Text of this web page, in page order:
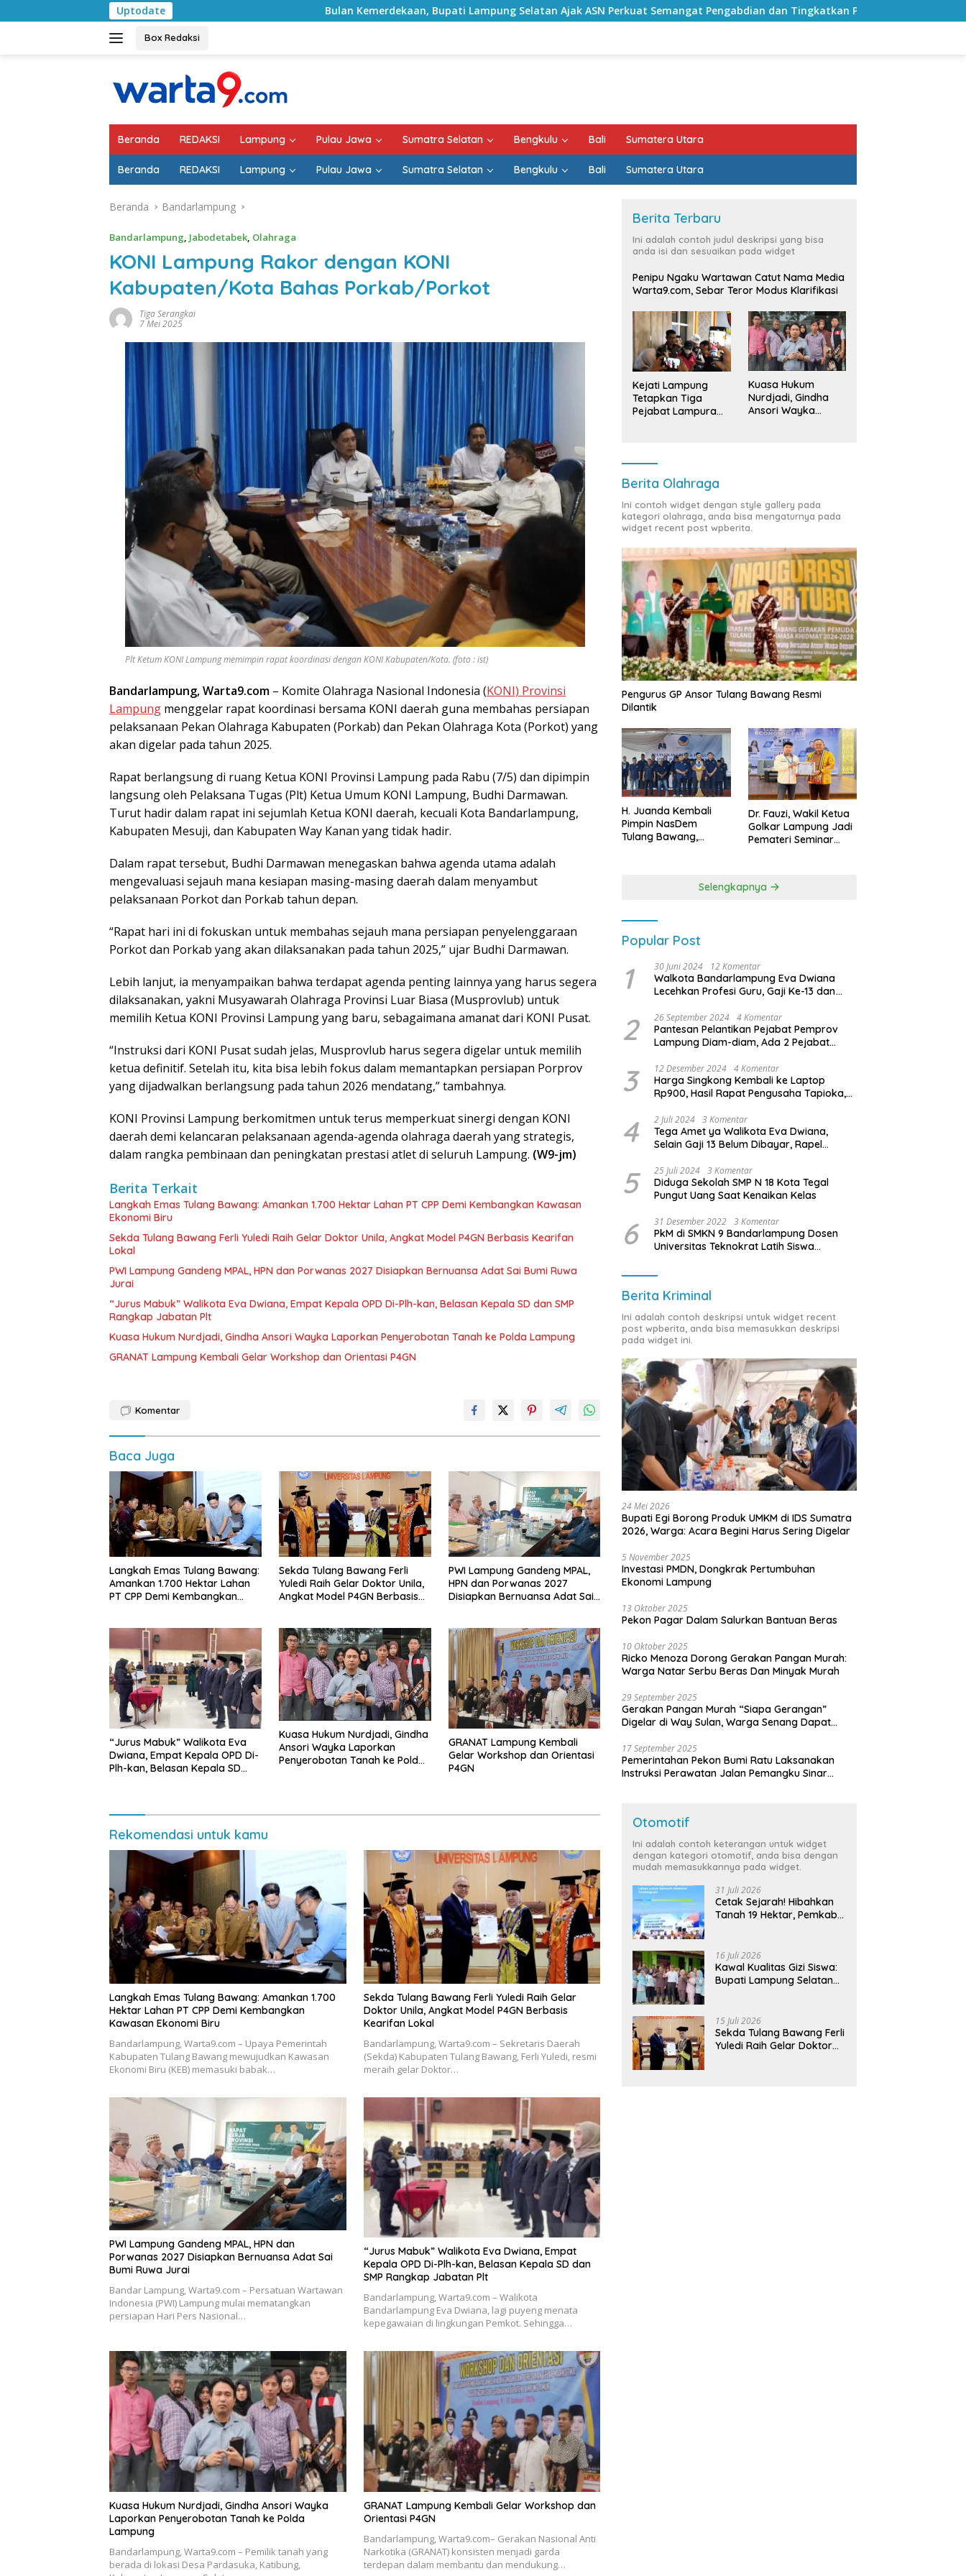
ke
Uptodate Bulan Kemerdekaan, Bupati Lampung Selatan Ajak ASN Perkuat Semangat Pengabdian dan Tingkatkan Pelayanan Publik Sekda Lampung
Box Redaksi
Beranda REDAKSI Lampung Pulau Jawa Sumatra Selatan Bengkulu Bali Sumatera Utara
Beranda REDAKSI Lampung Pulau Jawa Sumatra Selatan Bengkulu Bali Sumatera Utara
Beranda Bandarlampung
Bandarlampung, Jabodetabek, Olahraga
KONI Lampung Rakor dengan KONI
Kabupaten/Kota Bahas Porkab/Porkot
Tiga Serangkai
7 Mei 2025
Plt Ketum KONI Lampung memimpin rapat koordinasi dengan KONI Kabupaten/Kota. (foto : ist)
Bandarlampung, Warta9.com – Komite Olahraga Nasional Indonesia (KONI) Provinsi
Lampung menggelar rapat koordinasi bersama KONI daerah guna membahas persiapan
pelaksanaan Pekan Olahraga Kabupaten (Porkab) dan Pekan Olahraga Kota (Porkot) yang
akan digelar pada tahun 2025.
Rapat berlangsung di ruang Ketua KONI Provinsi Lampung pada Rabu (7/5) dan dipimpin
langsung oleh Pelaksana Tugas (Plt) Ketua Umum KONI Lampung, Budhi Darmawan.
Turut hadir dalam rapat ini sejumlah Ketua KONI daerah, kecuali Kota Bandarlampung,
Kabupaten Mesuji, dan Kabupaten Way Kanan yang tidak hadir.
Dalam rapat tersebut, Budhi Darmawan menegaskan bahwa agenda utama adalah
mengevaluasi sejauh mana kesiapan masing-masing daerah dalam menyambut
pelaksanaan Porkot dan Porkab tahun depan.
“Rapat hari ini di fokuskan untuk membahas sejauh mana persiapan penyelenggaraan
Porkot dan Porkab yang akan dilaksanakan pada tahun 2025,” ujar Budhi Darmawan.
Lebih lanjut, ia menyampaikan bahwa terdapat agenda penting lainnya yang harus segera
dilaksanakan, yakni Musyawarah Olahraga Provinsi Luar Biasa (Musprovlub) untuk
memilih Ketua KONI Provinsi Lampung yang baru, sebagaimana amanat dari KONI Pusat.
“Instruksi dari KONI Pusat sudah jelas, Musprovlub harus segera digelar untuk memilih
ketua definitif. Setelah itu, kita bisa lebih fokus dalam memantapkan persiapan Porprov
yang dijadwalkan berlangsung pada tahun 2026 mendatang,” tambahnya.
KONI Provinsi Lampung berkomitmen untuk terus memperkuat sinergi dengan KONI
daerah demi kelancaran pelaksanaan agenda-agenda olahraga daerah yang strategis,
dalam rangka pembinaan dan peningkatan prestasi atlet di seluruh Lampung. (W9-jm)
Berita Terkait
Langkah Emas Tulang Bawang: Amankan 1.700 Hektar Lahan PT CPP Demi Kembangkan Kawasan
Ekonomi Biru
Sekda Tulang Bawang Ferli Yuledi Raih Gelar Doktor Unila, Angkat Model P4GN Berbasis Kearifan
Lokal
PWI Lampung Gandeng MPAL, HPN dan Porwanas 2027 Disiapkan Bernuansa Adat Sai Bumi Ruwa
Jurai
“Jurus Mabuk” Walikota Eva Dwiana, Empat Kepala OPD Di-Plh-kan, Belasan Kepala SD dan SMP
Rangkap Jabatan Plt
Kuasa Hukum Nurdjadi, Gindha Ansori Wayka Laporkan Penyerobotan Tanah ke Polda Lampung
GRANAT Lampung Kembali Gelar Workshop dan Orientasi P4GN
Komentar
Baca Juga
Langkah Emas Tulang Bawang:
Amankan 1.700 Hektar Lahan
PT CPP Demi Kembangkan
Sekda Tulang Bawang Ferli
Yuledi Raih Gelar Doktor Unila,
Angkat Model P4GN Berbasis
PWI Lampung Gandeng MPAL,
HPN dan Porwanas 2027
Disiapkan Bernuansa Adat Sai
“Jurus Mabuk” Walikota Eva
Dwiana, Empat Kepala OPD Di-
Plh-kan, Belasan Kepala SD
Kuasa Hukum Nurdjadi, Gindha
Ansori Wayka Laporkan
Penyerobotan Tanah ke Polda
GRANAT Lampung Kembali
Gelar Workshop dan Orientasi
P4GN
Rekomendasi untuk kamu
Langkah Emas Tulang Bawang: Amankan 1.700
Hektar Lahan PT CPP Demi Kembangkan
Kawasan Ekonomi Biru
Bandarlampung, Warta9.com – Upaya Pemerintah
Kabupaten Tulang Bawang mewujudkan Kawasan
Ekonomi Biru (KEB) memasuki babak…
Sekda Tulang Bawang Ferli Yuledi Raih Gelar
Doktor Unila, Angkat Model P4GN Berbasis
Kearifan Lokal
Bandarlampung, Warta9.com – Sekretaris Daerah
(Sekda) Kabupaten Tulang Bawang, Ferli Yuledi, resmi
meraih gelar Doktor…
PWI Lampung Gandeng MPAL, HPN dan
Porwanas 2027 Disiapkan Bernuansa Adat Sai
Bumi Ruwa Jurai
Bandar Lampung, Warta9.com – Persatuan Wartawan
Indonesia (PWI) Lampung mulai mematangkan
persiapan Hari Pers Nasional…
“Jurus Mabuk” Walikota Eva Dwiana, Empat
Kepala OPD Di-Plh-kan, Belasan Kepala SD dan
SMP Rangkap Jabatan Plt
Bandarlampung, Warta9.com – Walikota
Bandarlampung Eva Dwiana, lagi puyeng menata
kepegawaian di lingkungan Pemkot. Sehingga…
Kuasa Hukum Nurdjadi, Gindha Ansori Wayka
Laporkan Penyerobotan Tanah ke Polda
Lampung
Bandarlampung, Warta9.com – Pemilik tanah yang
berada di lokasi Desa Pardasuka, Katibung,
GRANAT Lampung Kembali Gelar Workshop dan
Orientasi P4GN
Bandarlampung, Warta9.com– Gerakan Nasional Anti
Narkotika (GRANAT) konsisten menjadi garda
terdepan dalam membantu dan mendukung…
Berita Terbaru
Ini adalah contoh judul deskripsi yang bisa
anda isi dan sesuaikan pada widget
Penipu Ngaku Wartawan Catut Nama Media
Warta9.com, Sebar Teror Modus Klarifikasi
Kejati Lampung
Tetapkan Tiga
Pejabat Lampura
Kuasa Hukum
Nurdjadi, Gindha
Ansori Wayka
Berita Olahraga
Ini contoh widget dengan style gallery pada
kategori olahraga, anda bisa mengaturnya pada
widget recent post wpberita.
Pengurus GP Ansor Tulang Bawang Resmi
Dilantik
H. Juanda Kembali
Pimpin NasDem
Tulang Bawang,
Dr. Fauzi, Wakil Ketua
Golkar Lampung Jadi
Pemateri Seminar
Kebangsaan
Selengkapnya
Popular Post
1 30 Juni 2024 12 Komentar
Walkota Bandarlampung Eva Dwiana
Lecehkan Profesi Guru, Gaji Ke-13 dan
2 26 September 2024 4 Komentar
Pantesan Pelantikan Pejabat Pemprov
Lampung Diam-diam, Ada 2 Pejabat
3 12 Desember 2024 4 Komentar
Harga Singkong Kembali ke Laptop
Rp900, Hasil Rapat Pengusaha Tapioka,
Lampung
4 2 Juli 2024 3 Komentar
Tega Amet ya Walikota Eva Dwiana,
Selain Gaji 13 Belum Dibayar, Rapel
Dibayar
5 25 Juli 2024 3 Komentar
Diduga Sekolah SMP N 18 Kota Tegal
Pungut Uang Saat Kenaikan Kelas
6 31 Desember 2022 3 Komentar
PkM di SMKN 9 Bandarlampung Dosen
Universitas Teknokrat Latih Siswa
Berita Kriminal
Ini adalah contoh deskripsi untuk widget recent
post wpberita, anda bisa memasukkan deskripsi
pada widget ini.
24 Mei 2026
Bupati Egi Borong Produk UMKM di IDS Sumatra
2026, Warga: Acara Begini Harus Sering Digelar
5 November 2025
Investasi PMDN, Dongkrak Pertumbuhan
Ekonomi Lampung
13 Oktober 2025
Pekon Pagar Dalam Salurkan Bantuan Beras
10 Oktober 2025
Ricko Menoza Dorong Gerakan Pangan Murah:
Warga Natar Serbu Beras Dan Minyak Murah
29 September 2025
Gerakan Pangan Murah “Siapa Gerangan”
Digelar di Way Sulan, Warga Senang Dapat
17 September 2025
Pemerintahan Pekon Bumi Ratu Laksanakan
Instruksi Perawatan Jalan Pemangku Sinar
Otomotif
Ini adalah contoh keterangan untuk widget
dengan kategori otomotif, anda bisa dengan
mudah memasukkannya pada widget.
31 Juli 2026
Cetak Sejarah! Hibahkan
Tanah 19 Hektar, Pemkab
Terintegrasi Pertama di
Lampung
16 Juli 2026
Kawal Kualitas Gizi Siswa:
Bupati Lampung Selatan
Bergizi Gratis di Natar
15 Juli 2026
Sekda Tulang Bawang Ferli
Yuledi Raih Gelar Doktor